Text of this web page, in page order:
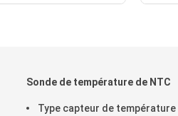
Sonde de température de NTC
Type capteur de température